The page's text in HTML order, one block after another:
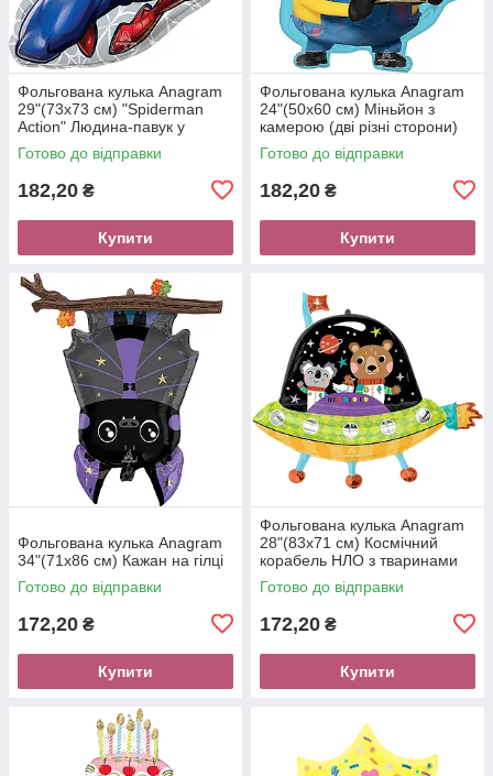
Фольгована кулька Anagram
29"(73х73 см) "Spiderman
Action" Людина-павук у
стрибку
Готово до відправки
182,20 ₴
Купити
Фольгована кулька Anagram
24"(50х60 см) Міньйон з
камерою (дві різні сторони)
Готово до відправки
182,20 ₴
Купити
Фольгована кулька Anagram
34"(71х86 см) Кажан на гілці
Готово до відправки
172,20 ₴
Купити
Фольгована кулька Anagram
28"(83х71 см) Космічний
корабель НЛО з тваринами
Готово до відправки
172,20 ₴
Купити